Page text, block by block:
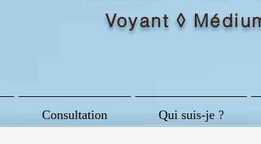
Voyant ◊
Consultation Qui suis-je ?